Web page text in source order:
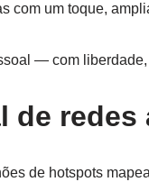
com um toque,
— com
de redes
de hotspots